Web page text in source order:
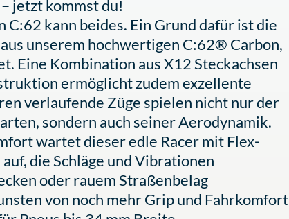
jetzt kommst du!
kann beides. Ein Grund dafür ist die
unserem hochwertigen C:62® Carbon,
Eine Kombination aus X12 Steckachsen
ermöglicht zudem exzellente
verlaufende Züge spielen nicht nur der
sondern auch seiner Aerodynamik.
wartet dieser edle Racer mit Flex-
die Schläge und Vibrationen
oder rauem Straßenbelag
von noch mehr Grip und Fahrkomfort